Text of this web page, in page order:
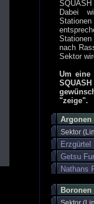
SQUASH
Dabei
nach
Sektor
Um eine
"zeige".
Argonen
Sektor
Erzgürtel
Getsu
Nathans
Boronen